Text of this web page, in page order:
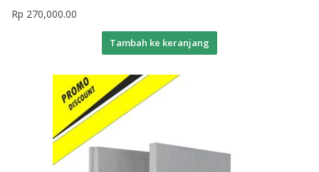
Rp 270,000.00
Tambah ke keranjang